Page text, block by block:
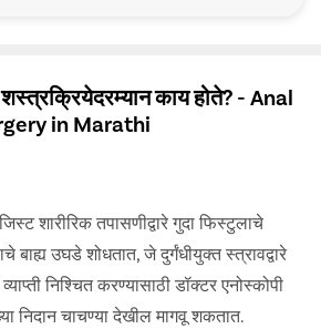
काय होते? - Anal
in Marathi
शारीरिक तपासणीद्वारे गुदा फिस्टुलाचे
बाह्य उघडे शोधतात, जे दुर्गंधीयुक्त स्त्रावद्वारे
निश्चित करण्यासाठी डॉक्टर एनोस्कोपी
निदान चाचण्या देखील मागवू शकतात.